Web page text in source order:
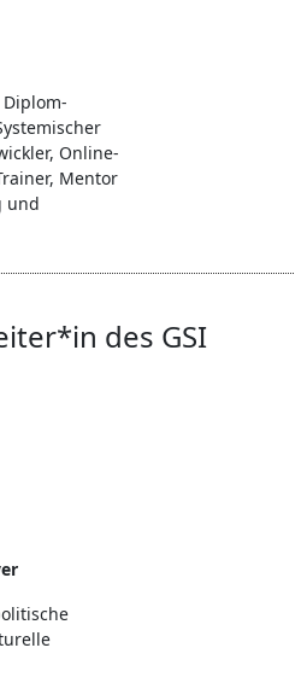
Online-
Mentor
und
des GSI